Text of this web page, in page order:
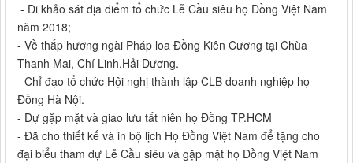
- Đi khảo sát địa điểm tổ chức Lễ Cầu siêu họ Đồng Việt Nam
năm 2018;
- Về thắp hương ngài Pháp loa Đồng Kiên Cương tại Chùa
Thanh Mai, Chí Linh,Hải Dương.
- Chỉ đạo tổ chức Hội nghị thành lập CLB doanh nghiệp họ
Đồng Hà Nội.
- Dự gặp mặt và giao lưu tất niên họ Đồng TP.HCM
- Đã cho thiết kế và in bộ lịch Họ Đồng Việt Nam để tặng cho
đại biểu tham dự Lễ Cầu siêu và gặp mặt họ Đồng Việt Nam